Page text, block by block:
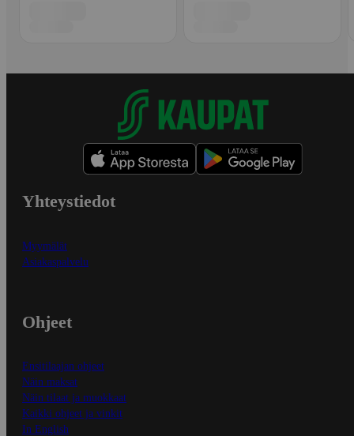
Yhteystiedot
Myymälät
Asiakaspalvelu
Ohjeet
Ensitilaajan ohjeet
Näin maksat
Näin tilaat ja muokkaat
Kaikki ohjeet ja vinkit
In English